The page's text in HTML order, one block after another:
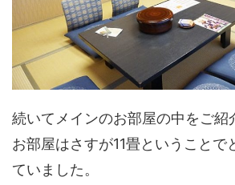
続いてメインのお部屋の中をご紹
お部屋はさすが11畳ということで
ていました。